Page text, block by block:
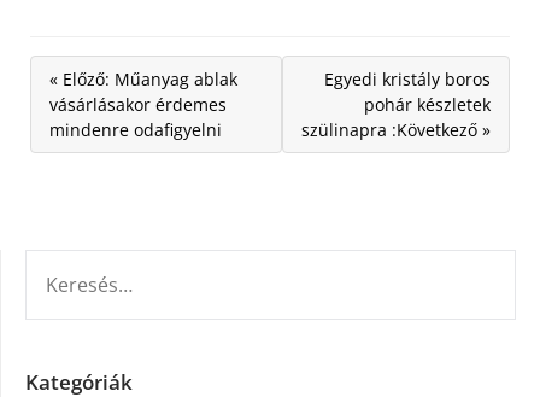
« Előző: Műanyag ablak
vásárlásakor érdemes
mindenre odafigyelni
Egyedi kristály boros
pohár készletek
szülinapra :Következő »
Kategóriák